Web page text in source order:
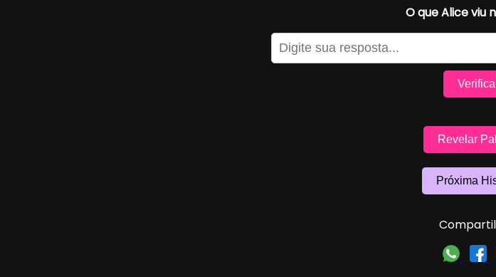
O que Alice viu
Revelar
Próxima